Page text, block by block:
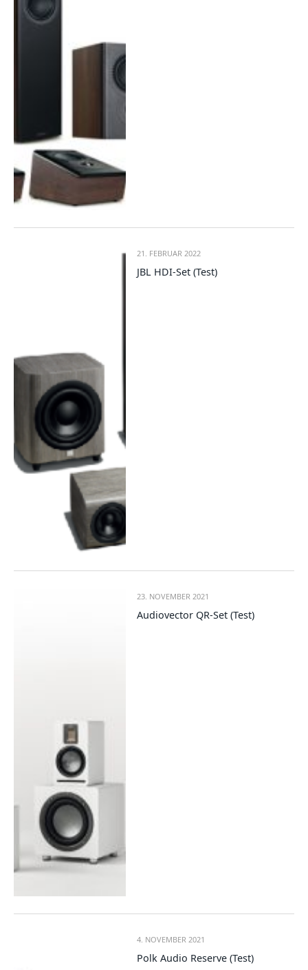
21. FEBRUAR 2022
JBL HDI-Set (Test)
23. NOVEMBER 2021
Audiovector QR-Set (Test)
4. NOVEMBER 2021
Polk Audio Reserve (Test)